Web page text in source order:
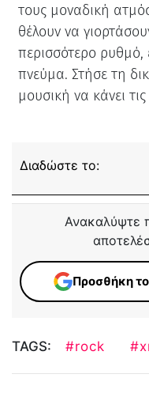
τους μοναδική
θέλουν να
περισσότερο ρυθμό,
πνεύμα. Στήσε τη
μουσική να κάνει
Διαδώστε το:
Ανακαλύψτε
Προσθήκη
TAGS: #rock